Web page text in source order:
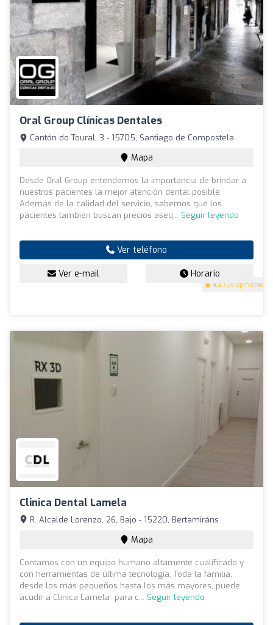
Oral Group Clínicas Dentales
4.5 (56 opiniones)
Cantón do Toural, 3 - 15705, Santiago de Compostela
Mapa
Desde Oral Group entendemos la importancia de brindar a
nuestros pacientes la mejor atención dental posible.
Además de la calidad del servicio, sabemos que los
pacientes también buscan precios aseq... Seguir leyendo
Ver teléfono
Ver e-mail Horario
Clinica Dental Lamela
R. Alcalde Lorenzo, 26, Bajo - 15220, Bertamiráns
Mapa
Contamos con un equipo humano altamente cualificado y
con herramientas de última tecnología. Toda la familia,
desde los más pequeños hasta los más mayores, puede
acudir a Clínica Lamela para c... Seguir leyendo